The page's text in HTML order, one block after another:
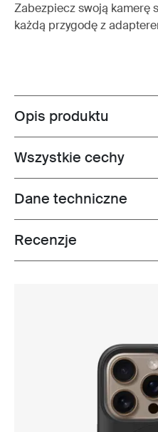
Zabezpiecz swoją kamerę
każdą przygodę z
Toggle overview
Opis produktu
Toggle features
Wszystkie cechy
Toggle techspec
Dane techniczne
Toggle overview
Recenzje